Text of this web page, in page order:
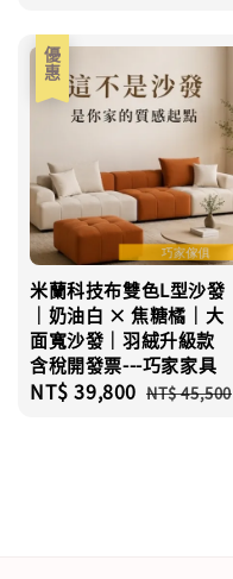
優惠
米蘭科技布雙色L型沙發
｜奶油白 × 焦糖橘｜大
面寬沙發｜羽絨升級款
含稅開發票---巧家家具
Sale
NT$ 39,800 Regular
NT$ 45,500